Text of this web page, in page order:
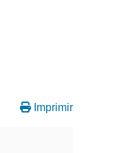
Imprimir